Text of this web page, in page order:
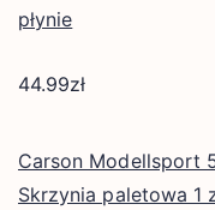
płynie
44.99zł
Carson Modellsport
Skrzynia paletowa 1